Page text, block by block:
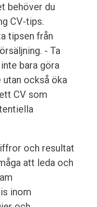
behöver du
CV-tips.
tipsen från
- Ta
bara göra
också öka
CV som
och resultat
att leda och
inom